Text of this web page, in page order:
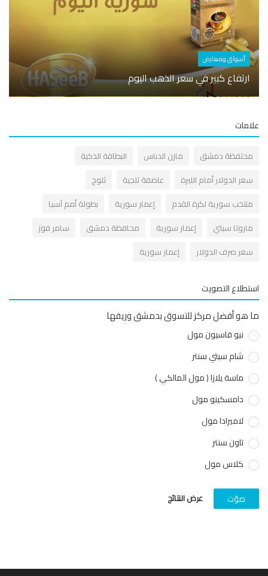
أسواق ومعارض
ارتفاع كبير في سعر الذهب اليوم
دمشق مازن الدباس
البطاقة الذكية
الدولار أمام الليرة
عاصفة ثلجية
ثلوج
سورية لكرة القدم
إعمار سورية
بطولة أمم آسيا
سيتي
إعمار سورية محافظة دمشق
سامر فوز
صرف الدولار
إعمار سورية
التصويت
أفضل مركز للتسوق بدمشق وريفها
نيو قاسيون مول
شام سيتي سنتر
ماسة يلازا ( مول المالكي )
دامسكينو مول
لاميرادا مول
تاون سنتر
كلاس مول
عرض النتائج